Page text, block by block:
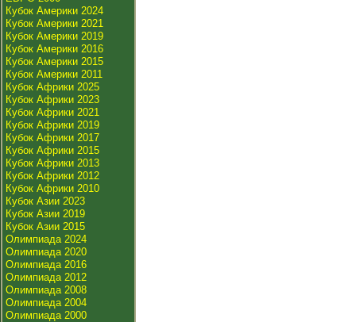
Кубок Америки 2024
Кубок Америки 2021
Кубок Америки 2019
Кубок Америки 2016
Кубок Америки 2015
Кубок Америки 2011
Кубок Африки 2025
Кубок Африки 2023
Кубок Африки 2021
Кубок Африки 2019
Кубок Африки 2017
Кубок Африки 2015
Кубок Африки 2013
Кубок Африки 2012
Кубок Африки 2010
Кубок Азии 2023
Кубок Азии 2019
Кубок Азии 2015
Олимпиада 2024
Олимпиада 2020
Олимпиада 2016
Олимпиада 2012
Олимпиада 2008
Олимпиада 2004
Олимпиада 2000